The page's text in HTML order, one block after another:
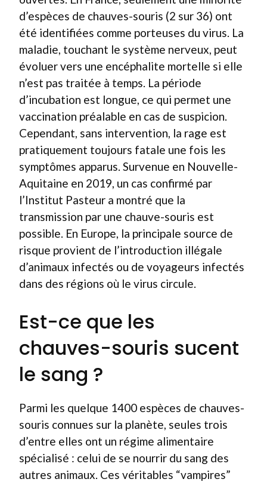
d’espèces de chauves-souris (2 sur 36) ont
été identifiées comme porteuses du virus. La
maladie, touchant le système nerveux, peut
évoluer vers une encéphalite mortelle si elle
n’est pas traitée à temps. La période
d’incubation est longue, ce qui permet une
vaccination préalable en cas de suspicion.
Cependant, sans intervention, la rage est
pratiquement toujours fatale une fois les
symptômes apparus. Survenue en Nouvelle-
Aquitaine en 2019, un cas confirmé par
l’Institut Pasteur a montré que la
transmission par une chauve-souris est
possible. En Europe, la principale source de
risque provient de l’introduction illégale
d’animaux infectés ou de voyageurs infectés
dans des régions où le virus circule.
Est-ce que les
chauves-souris sucent
le sang ?
Parmi les quelque 1400 espèces de chauves-
souris connues sur la planète, seules trois
d’entre elles ont un régime alimentaire
spécialisé : celui de se nourrir du sang des
autres animaux. Ces véritables “vampires”